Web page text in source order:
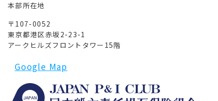
本部所在地
〒107-0052
東京都港区赤坂2-23-1
アークヒルズフロントタワー15階
Google Map